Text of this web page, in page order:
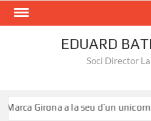
EDUARD
Soci Director
Marca Girona a la seu d’un unicorn